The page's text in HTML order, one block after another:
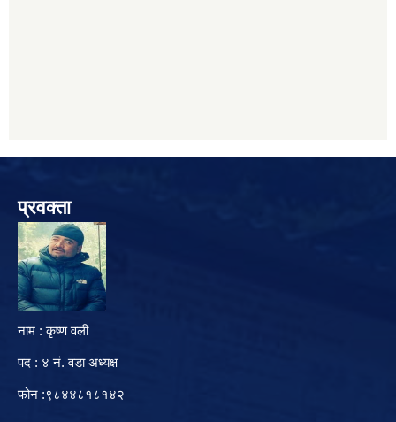
प्रवक्ता
नाम : कृष्ण वली
पद : ४ नं. वडा अध्यक्ष
फोन :९८४४८१८१४२